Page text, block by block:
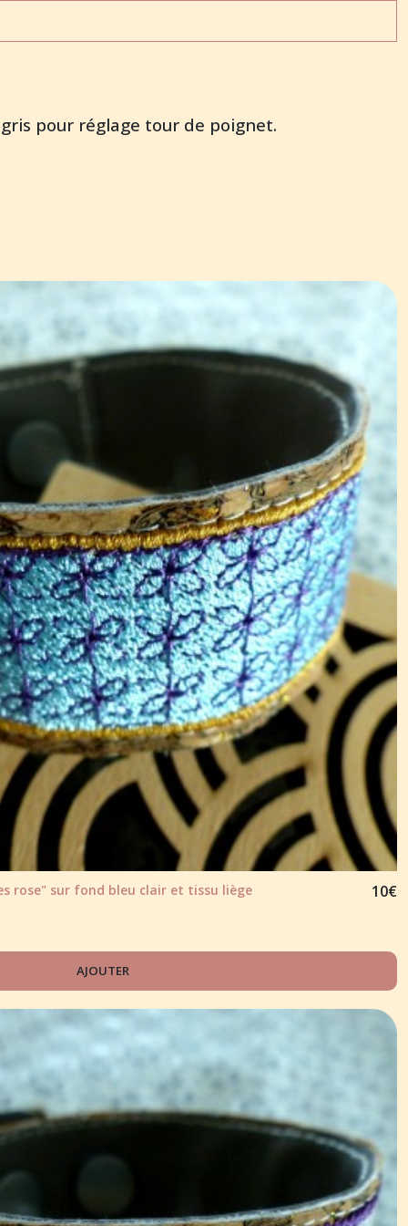
pour réglage tour de poignet.
rose" sur fond bleu clair et tissu liège 10€
AJOUTER